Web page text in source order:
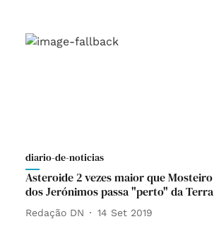
diario-de-noticias
Asteroide 2 vezes maior que Mosteiro
dos Jerónimos passa "perto" da Terra
Redação DN 14 Set 2019